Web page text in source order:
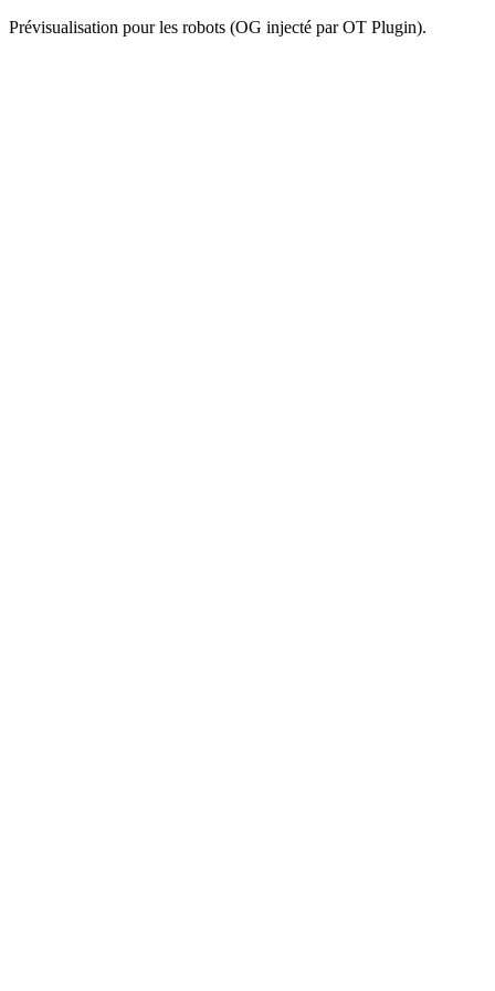
Prévisualisation pour les robots (OG injecté par OT Plugin).